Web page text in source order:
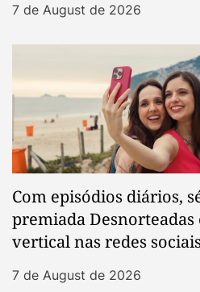
7 de August de 2026
Com episódios diários,
premiada
vertical nas redes sociais
7 de August de 2026